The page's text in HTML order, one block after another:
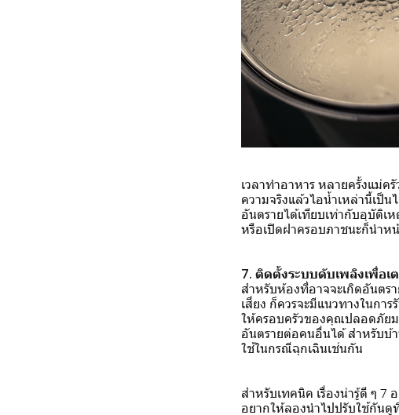
เวลาทำอาหาร หลายครั้งแม่ค
ความจริงแล้วไอน้ำเหล่านี้เป็
อันตรายได้เทียบเท่ากับอุบัติเ
หรือเปิดฝาครอบภาชนะก็นำห
7. ติดตั้งระบบดับเพลิงเพื่อ
สำหรับห้องที่อาจจะเกิดอันตร
เสี่ยง ก็ควรจะมีแนวทางในกา
ให้ครอบครัวของคุณปลอดภัยม
อันตรายต่อคนอื่นได้ สำหรับบ้
ใช้ในกรณีฉุกเฉินเช่นกัน
สำหรับเทคนิค เรื่องน่ารู้ดี ๆ
อยากให้ลองนำไปปรับใช้กัน